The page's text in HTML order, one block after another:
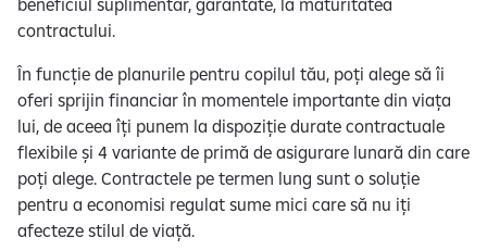
contractului.
În funcție de planurile pentru copilul tău, poți alege să îi
oferi sprijin financiar în momentele importante din viața
lui, de aceea îți punem la dispoziție durate contractuale
flexibile și 4 variante de primă de asigurare lunară din care
poți alege. Contractele pe termen lung sunt o soluție
pentru a economisi regulat sume mici care să nu iți
afecteze stilul de viață.